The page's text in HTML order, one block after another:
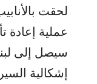
لحقت
عملية إعادة
سيصل إلى
إشكالية